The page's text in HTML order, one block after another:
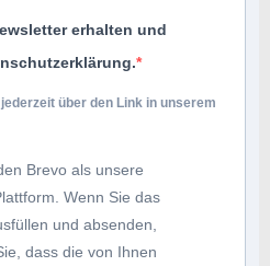
erhalten und
über den Link in unserem
Brevo als unsere
Wenn Sie das
und absenden,
dass die von Ihnen